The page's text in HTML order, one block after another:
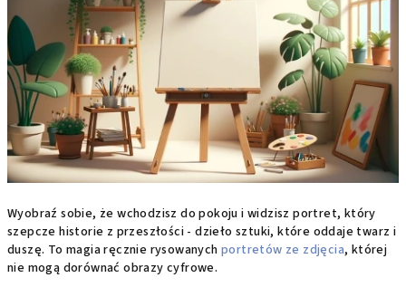
Wyobraź sobie, że wchodzisz do pokoju i widzisz portret, który
szepcze historie z przeszłości - dzieło sztuki, które oddaje twarz i
duszę. To magia ręcznie rysowanych portretów ze zdjęcia, której
nie mogą dorównać obrazy cyfrowe.